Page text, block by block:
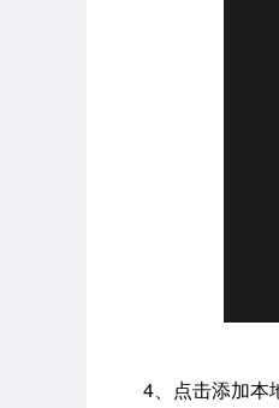
4、点击添加本